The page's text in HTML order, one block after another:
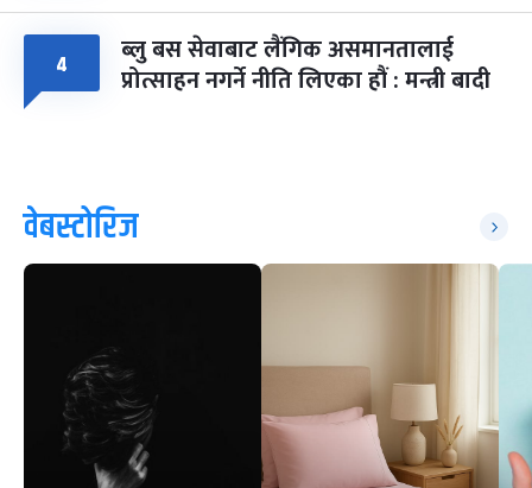
४ ब्लु बस सेवाबाट लैंगिक असमानतालाई
प्रोत्साहन नगर्ने नीति लिएका हौं : मन्त्री बादी
वेबस्टोरिज